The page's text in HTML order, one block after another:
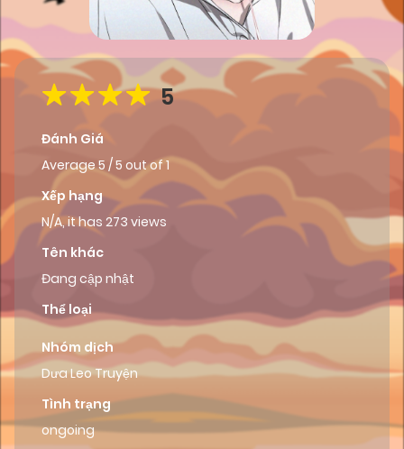
5
Đánh Giá
Average5 /5 out of 1
Xếp hạng
N/A, it has 273 views
Tên khác
Đang cập nhật
Thể loại
Nhóm dịch
Dưa Leo Truyện
Tình trạng
ongoing